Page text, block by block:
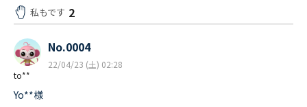
私もです 2
to**
No.0004
22/04/23 (土) 02:28
Yo**様